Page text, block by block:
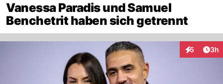
Vanessa Paradis und Samuel
Benchetrit haben sich getrennt
5 3h